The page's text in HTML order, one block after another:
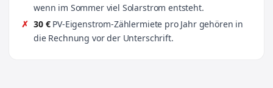
wenn im Sommer viel Solarstrom entsteht.
30 €PV-Eigenstrom-Zählermiete pro Jahr gehören in
die Rechnung vor der Unterschrift.